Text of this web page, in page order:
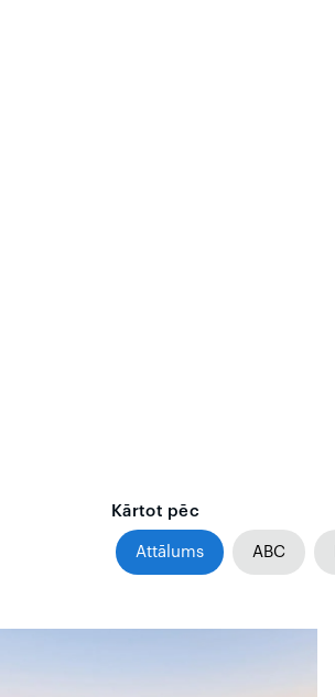
Kārtot pēc
Attālums ABC